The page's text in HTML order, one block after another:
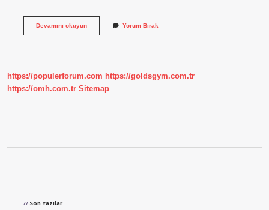
Devamını okuyunTers
Yorum Bırak
https://populerforum.com https://goldsgym.com.tr
https://omh.com.tr Sitemap
Son Yazılar